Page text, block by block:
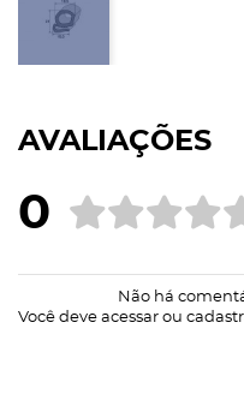
AVALIAÇÕES
0
Não há
Você deve acessar ou